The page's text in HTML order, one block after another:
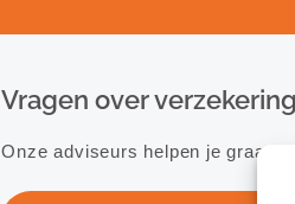
Vragen over
Onze adviseurs helpen je graag